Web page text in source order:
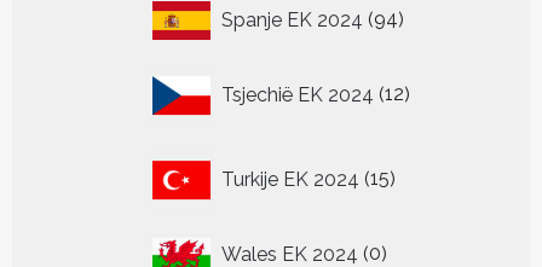
Spanje EK 2024 9494
Tsjechië EK 2024 12
producten
Turkije EK 2024 15
producten
Wales EK 2024 00